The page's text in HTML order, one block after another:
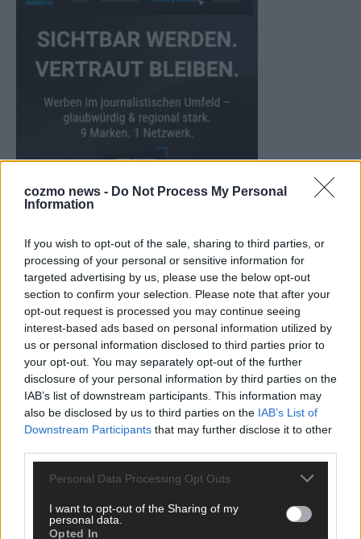
cozmo news - Do Not Process My Personal
Information
If you wish to opt-out of the sale, sharing to third parties, or
processing of your personal or sensitive information for
targeted advertising by us, please use the below opt-out
section to confirm your selection. Please note that after your
opt-out request is processed you may continue seeing
interest-based ads based on personal information utilized by
us or personal information disclosed to third parties prior to
your opt-out. You may separately opt-out of the further
disclosure of your personal information by third parties on the
IAB’s list of downstream participants. This information may
also be disclosed by us to third parties on the IAB’s List of
Downstream Participants that may further disclose it to other
Personal Data Processing Opt Outs
I want to opt-out of the Sharing of my
personal data.
Opted In
KEINE NEWS MEHR VERPASSEN